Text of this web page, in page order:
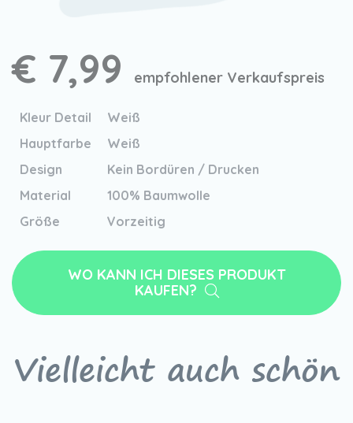
€ 7,99 empfohlener Verkaufspreis
Kleur Detail
Weiß
Hauptfarbe
Weiß
Design
Kein Bordüren / Drucken
Material
100% Baumwolle
Größe
Vorzeitig
WO KANN ICH DIESES PRODUKT
KAUFEN?
Vielleicht auch schön